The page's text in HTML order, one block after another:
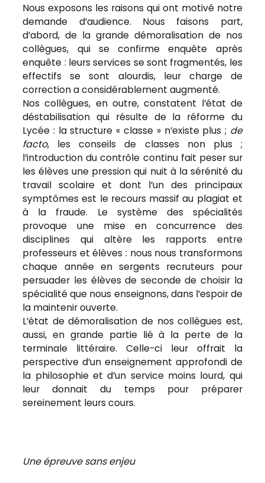
Nous exposons les raisons qui ont motivé notre
demande d’audience. Nous faisons part,
d’abord, de la grande démoralisation de nos
collègues, qui se confirme enquête après
enquête : leurs services se sont fragmentés, les
effectifs se sont alourdis, leur charge de
correction a considérablement augmenté.
Nos collègues, en outre, constatent l’état de
déstabilisation qui résulte de la réforme du
Lycée : la structure « classe » n’existe plus ; de
facto, les conseils de classes non plus ;
l’introduction du contrôle continu fait peser sur
les élèves une pression qui nuit à la sérénité du
travail scolaire et dont l’un des principaux
symptômes est le recours massif au plagiat et
à la fraude. Le système des spécialités
provoque une mise en concurrence des
disciplines qui altère les rapports entre
professeurs et élèves : nous nous transformons
chaque année en sergents recruteurs pour
persuader les élèves de seconde de choisir la
spécialité que nous enseignons, dans l’espoir de
la maintenir ouverte.
L’état de démoralisation de nos collègues est,
aussi, en grande partie lié à la perte de la
terminale littéraire. Celle-ci leur offrait la
perspective d’un enseignement approfondi de
la philosophie et d’un service moins lourd, qui
leur donnait du temps pour préparer
sereinement leurs cours.
Une épreuve sans enjeu